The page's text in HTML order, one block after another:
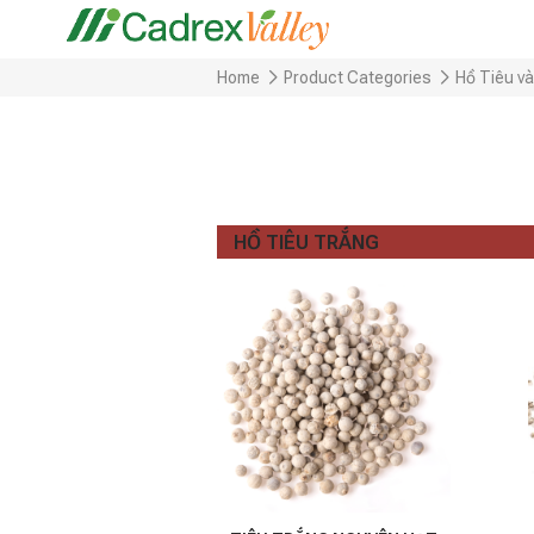
Home Product Categories Hồ Tiêu
HỒ TIÊU TRẮNG